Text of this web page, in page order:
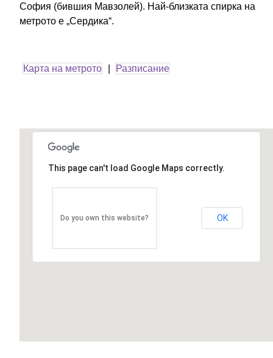
София (бившия Мавзолей). Най-близката спирка на
метрото е „Сердика“.
Карта на метрото Разписание
This page can't load Google Maps correctly.
Do you own this website? OK